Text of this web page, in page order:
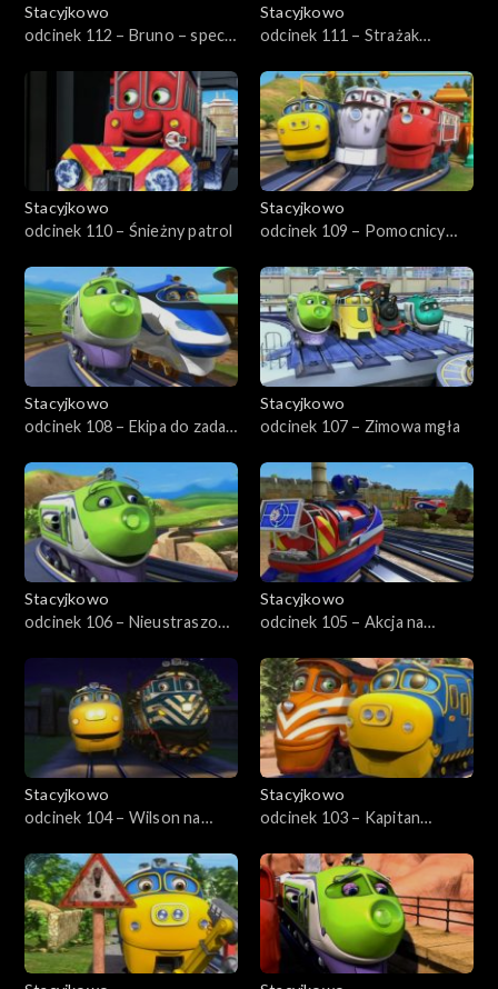
Stacyjkowo
odcinek 112 – Bruno – spec
Stacyjkowo
odcinek 111 – Strażak
Stacyjkowo
odcinek 110 – Śnieżny patrol
Stacyjkowo
odcinek 109 – Pomocnicy
Stacyjkowo
odcinek 108 – Ekipa do zadań
Stacyjkowo
odcinek 107 – Zimowa mgła
Stacyjkowo
odcinek 106 – Nieustraszony
Stacyjkowo
odcinek 105 – Akcja na
Stacyjkowo
odcinek 104 – Wilson na
Stacyjkowo
odcinek 103 – Kapitan